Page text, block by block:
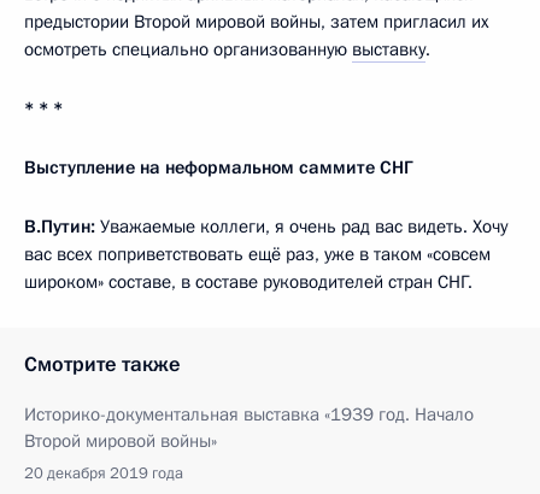
предыстории Второй мировой войны, затем пригласил их
осмотреть специально организованную выставку.
* * *
Выступление на неформальном саммите СНГ
В.Путин: Уважаемые коллеги, я очень рад вас видеть. Хочу
вас всех поприветствовать ещё раз, уже в таком «совсем
широком» составе, в составе руководителей стран СНГ.
Смотрите также
Историко-документальная выставка «1939 год. Начало
Второй мировой войны»
20 декабря 2019 года